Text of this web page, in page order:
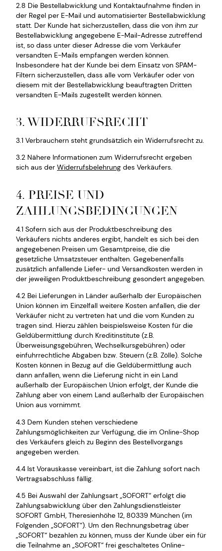
2.8 Die Bestellabwicklung und Kontaktaufnahme finden in
der Regel per E-Mail und automatisierter Bestellabwicklung
statt. Der Kunde hat sicherzustellen, dass die von ihm zur
Bestellabwicklung angegebene E-Mail-Adresse zutreffend
ist, so dass unter dieser Adresse die vom Verkäufer
versandten E-Mails empfangen werden können.
Insbesondere hat der Kunde bei dem Einsatz von SPAM-
Filtern sicherzustellen, dass alle vom Verkäufer oder von
diesem mit der Bestellabwicklung beauftragten Dritten
versandten E-Mails zugestellt werden können.
3. WIDERRUFSRECHT
3.1 Verbrauchern steht grundsätzlich ein Widerrufsrecht zu.
3.2 Nähere Informationen zum Widerrufsrecht ergeben
sich aus der Widerrufsbelehrung des Verkäufers.
4. PREISE UND
ZAHLUNGSBEDINGUNGEN
4.1 Sofern sich aus der Produktbeschreibung des
Verkäufers nichts anderes ergibt, handelt es sich bei den
angegebenen Preisen um Gesamtpreise, die die
gesetzliche Umsatzsteuer enthalten. Gegebenenfalls
zusätzlich anfallende Liefer- und Versandkosten werden in
der jeweiligen Produktbeschreibung gesondert angegeben.
4.2 Bei Lieferungen in Länder außerhalb der Europäischen
Union können im Einzelfall weitere Kosten anfallen, die der
Verkäufer nicht zu vertreten hat und die vom Kunden zu
tragen sind. Hierzu zählen beispielsweise Kosten für die
Geldübermittlung durch Kreditinstitute (z.B.
Überweisungsgebühren, Wechselkursgebühren) oder
einfuhrrechtliche Abgaben bzw. Steuern (z.B. Zölle). Solche
Kosten können in Bezug auf die Geldübermittlung auch
dann anfallen, wenn die Lieferung nicht in ein Land
außerhalb der Europäischen Union erfolgt, der Kunde die
Zahlung aber von einem Land außerhalb der Europäischen
Union aus vornimmt.
4.3 Dem Kunden stehen verschiedene
Zahlungsmöglichkeiten zur Verfügung, die im Online-Shop
des Verkäufers gleich zu Beginn des Bestellvorgangs
angegeben werden.
4.4 Ist Vorauskasse vereinbart, ist die Zahlung sofort nach
Vertragsabschluss fällig.
4.5 Bei Auswahl der Zahlungsart „SOFORT“ erfolgt die
Zahlungsabwicklung über den Zahlungsdienstleister
SOFORT GmbH, Theresienhöhe 12, 80339 München (im
Folgenden „SOFORT“). Um den Rechnungsbetrag über
„SOFORT“ bezahlen zu können, muss der Kunde über ein für
die Teilnahme an „SOFORT“ frei geschaltetes Online-